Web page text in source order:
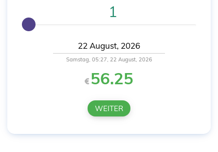
56.25
Samstag, 05:27, 22 August, 2026
WEITER